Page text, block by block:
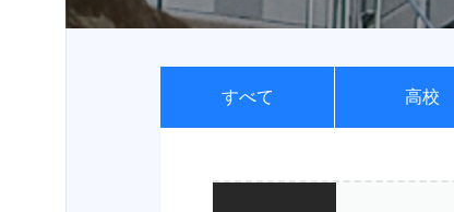
すべて 高校
生・保護者